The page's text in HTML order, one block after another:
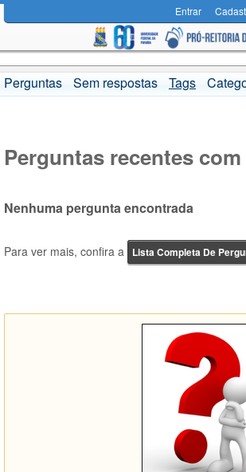
Entrar
Perguntas Sem respostas Tags
Perguntas recentes
Nenhuma pergunta encontrada
Para ver mais, confira a Lista Completa De